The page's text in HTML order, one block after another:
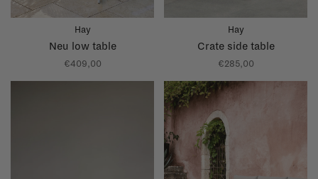
Hay
Neu low table
€409,00
Hay
Crate side table
€285,00